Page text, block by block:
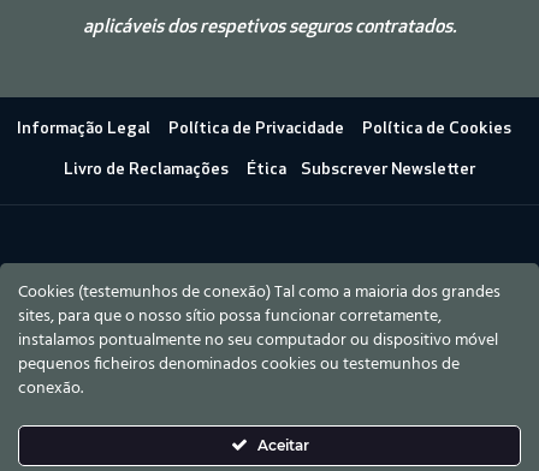
aplicáveis dos respetivos seguros contratados.
Informação Legal Política de Privacidade Política de Cookies
Livro de Reclamações Ética Subscrever Newsletter
Cookies (testemunhos de conexão) Tal como a maioria dos grandes
sites, para que o nosso sítio possa funcionar corretamente,
instalamos pontualmente no seu computador ou dispositivo móvel
pequenos ficheiros denominados cookies ou testemunhos de
conexão.
Aceitar